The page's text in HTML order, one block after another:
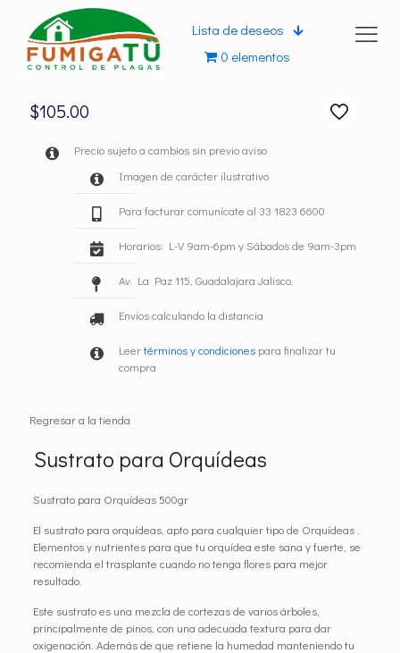
Lista de deseos
0 elementos
$105.00
Precio sujeto a cambios sin previo aviso
Imagen de carácter ilustrativo
Para facturar comunícate al 33 1823 6600
Horarios: L-V 9am-6pm y Sábados de 9am-3pm
Av. La Paz 115, Guadalajara Jalisco.
Envíos calculando la distancia
Leertérminos y condiciones para finalizar tu
compra
Regresar a la tienda
Sustrato para Orquídeas
Sustrato para Orquídeas 500gr
El sustrato para orquídeas, apto para cualquier tipo de Orquídeas .
Elementos y nutrientes para que tu orquídea este sana y fuerte, se
recomienda el trasplante cuando no tenga flores para mejor
resultado.
Este sustrato es una mezcla de cortezas de varios árboles,
principalmente de pinos, con una adecuada textura para dar
oxigenación. Además de que retiene la humedad manteniendo tu